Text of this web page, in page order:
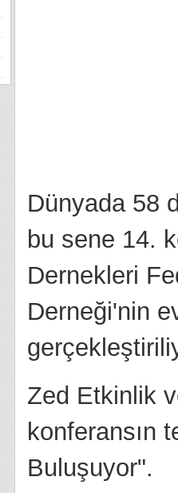
Dünyada 58
bu sene 14.
Dernekleri
Derneği'nin
Zed Etkinlik
konferansın
Buluşuyor".